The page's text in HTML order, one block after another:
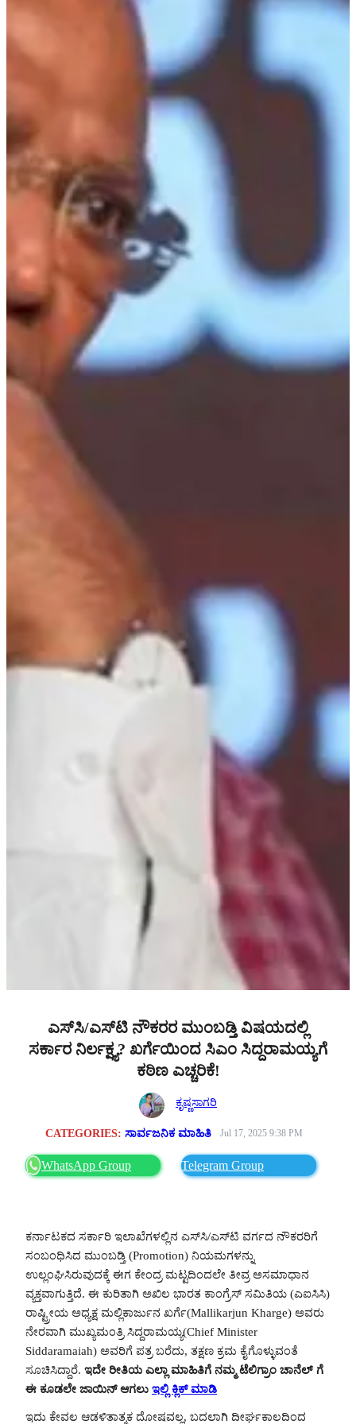
ಎಸ್‌ಸಿ/ಎಸ್‌ಟಿ ನೌಕರರ ಮುಂಬಡ್ತಿ ವಿಷಯದಲ್ಲಿ
ಸರ್ಕಾರ ನಿರ್ಲಕ್ಷ್ಯ? ಖರ್ಗೆಯಿಂದ ಸಿಎಂ ಸಿದ್ದರಾಮಯ್ಯಗೆ
ಕಠಿಣ ಎಚ್ಚರಿಕೆ!
ಕೃಷ್ಣಸಾಗರಿ
CATEGORIES: ಸಾರ್ವಜನಿಕ ಮಾಹಿತಿ Jul 17, 2025 9:38 PM
WhatsApp Group Telegram Group
ಕರ್ನಾಟಕದ ಸರ್ಕಾರಿ ಇಲಾಖೆಗಳಲ್ಲಿನ ಎಸ್‌ಸಿ/ಎಸ್‌ಟಿ ವರ್ಗದ ನೌಕರರಿಗೆ
ಸಂಬಂಧಿಸಿದ ಮುಂಬಡ್ತಿ (Promotion) ನಿಯಮಗಳನ್ನು
ಉಲ್ಲಂಘಿಸಿರುವುದಕ್ಕೆ ಈಗ ಕೇಂದ್ರ ಮಟ್ಟದಿಂದಲೇ ತೀವ್ರ ಅಸಮಾಧಾನ
ವ್ಯಕ್ತವಾಗುತ್ತಿದೆ. ಈ ಕುರಿತಾಗಿ ಅಖಿಲ ಭಾರತ ಕಾಂಗ್ರೆಸ್ ಸಮಿತಿಯ (ಎಐಸಿಸಿ)
ರಾಷ್ಟ್ರೀಯ ಅಧ್ಯಕ್ಷ ಮಲ್ಲಿಕಾರ್ಜುನ ಖರ್ಗೆ(Mallikarjun Kharge) ಅವರು
ನೇರವಾಗಿ ಮುಖ್ಯಮಂತ್ರಿ ಸಿದ್ದರಾಮಯ್ಯ(Chief Minister
Siddaramaiah) ಅವರಿಗೆ ಪತ್ರ ಬರೆದು, ತಕ್ಷಣ ಕ್ರಮ ಕೈಗೊಳ್ಳುವಂತೆ
ಸೂಚಿಸಿದ್ದಾರೆ. ಇದೇ ರೀತಿಯ ಎಲ್ಲಾ ಮಾಹಿತಿಗೆ ನಮ್ಮ ಟೆಲಿಗ್ರಾಂ ಚಾನೆಲ್ ಗೆ
ಈ ಕೂಡಲೇ ಜಾಯಿನ್ ಆಗಲು ಇಲ್ಲಿ ಕ್ಲಿಕ್ ಮಾಡಿ
ಇದು ಕೇವಲ ಆಡಳಿತಾತ್ಮಕ ದೋಷವಲ್ಲ, ಬದಲಾಗಿ ದೀರ್ಘಕಾಲದಿಂದ